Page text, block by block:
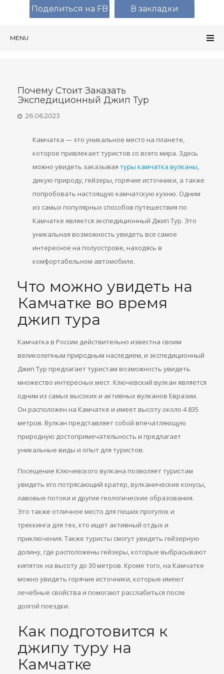
MENU
Почему Стоит Заказать
Экспедиционный Джип Тур
26.06.2023
Камчатка — это уникальное место на планете,
которое привлекает туристов со всего мира. Здесь
можно увидеть заказывая туры камчатка вулканы,
дикую природу, гейзеры, горячие источники, а также
попробовать настоящую камчатскую кухню. Одним
из самых популярных способов путешествия по
Камчатке является экспедиционный Джип Тур. Это
уникальная возможность увидеть все самое
интересное на полуострове, находясь в
комфортабельном автомобиле.
Что можно увидеть на
Камчатке во время
джип тура
Камчатка в России действительно известна своим
великолепным природным наследием, и экспедиционный
Джип Тур предлагает туристам возможность увидеть
множество интересных мест. Ключевский вулкан является
одним из самых высоких и активных вулканов Евразии.
Он расположен на Камчатке и имеет высоту около 4 835
метров. Вулкан представляет собой впечатляющую
природную достопримечательность и предлагает
уникальные виды и опыт для туристов.
Посещение Ключевского вулкана позволяет туристам
увидеть его потрясающий кратер, вулканические конусы,
лавовые потоки и другие геологические образования.
Это также отличное место для пеших прогулок и
треккинга для тех, кто ищет активный отдых и
приключения. Также туристы смогут увидеть гейзерную
долину, где расположены гейзеры, которые выбрасывают
кипяток на высоту до 30 метров. Кроме того, на Камчатке
можно увидеть горячие источники, которые имеют
лечебные свойства и помогают расслабиться после
долгой поездки.
Как подготовится к
джипу туру на
Камчатке
Поделиться на FB В закладки